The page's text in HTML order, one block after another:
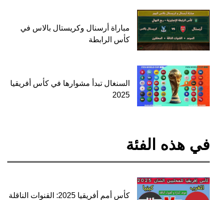
مباراة أرسنال وكريستال بالاس في
كأس الرابطة
السنغال تبدأ مشوارها في كأس أفريقيا
2025
في هذه الفئة
كأس أمم أفريقيا 2025: القنوات الناقلة